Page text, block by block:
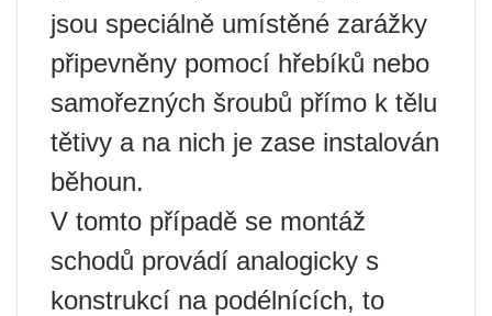
jsou speciálně umístěné zarážky
připevněny pomocí hřebíků nebo
samořezných šroubů přímo k tělu
tětivy a na nich je zase instalován
běhoun.
V tomto případě se montáž
schodů provádí analogicky s
konstrukcí na podélnících, to